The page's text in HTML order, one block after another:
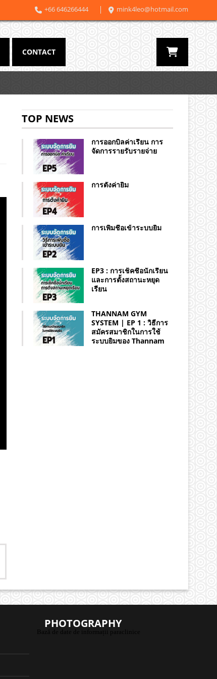
+66 646266444 mink4leo@hotmail.com
CONTACT
TOP NEWS
การออกบิลค่าเรียน การ
จัดการรายรับรายจ่าย
การตั้งค่ายิม
การเพิ่มชื่อเข้าระบบยิม
EP3 : การเช็คชื่อนักเรียน
และการตั้งสถานะหยุด
เรียน
THANNAM GYM
SYSTEM | EP 1 : วิธีการ
สมัครสมาชิกในการใช้
ระบบยิมของ Thannam
PHOTOGRAPHY
Bază de date de informații paraclinice